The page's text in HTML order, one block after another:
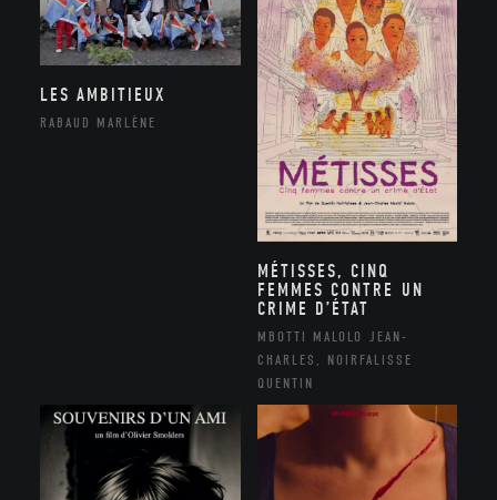
LES AMBITIEUX
RABAUD MARLÈNE
MÉTISSES, CINQ
FEMMES CONTRE UN
CRIME D’ÉTAT
MBOTTI MALOLO JEAN-
CHARLES, NOIRFALISSE
QUENTIN